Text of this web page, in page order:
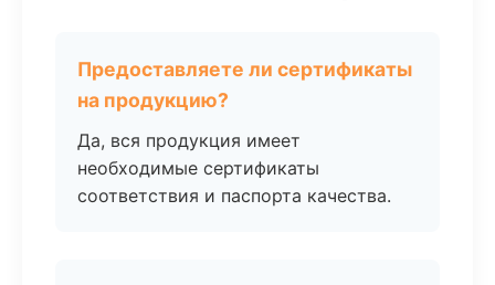
Предоставляете ли сертификаты
на продукцию?
Да, вся продукция имеет
необходимые сертификаты
соответствия и паспорта качества.